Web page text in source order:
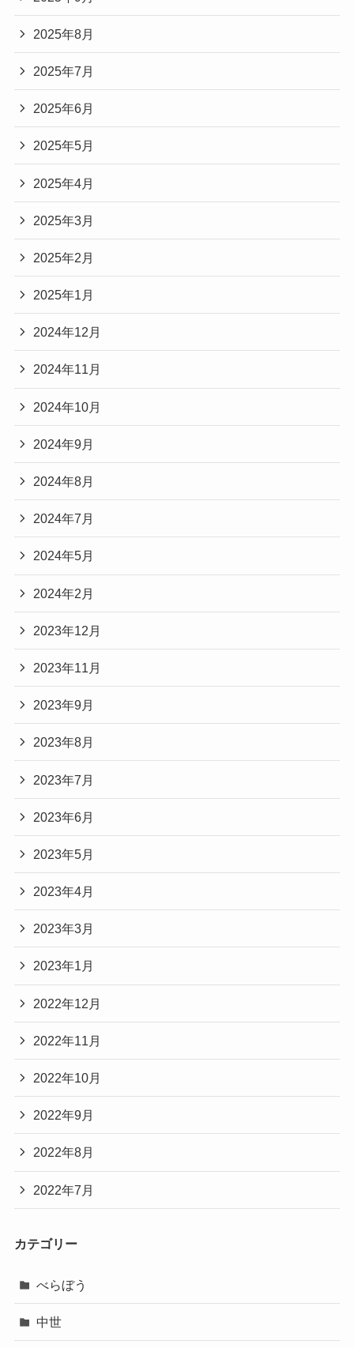
2025年8月
2025年7月
2025年6月
2025年5月
2025年4月
2025年3月
2025年2月
2025年1月
2024年12月
2024年11月
2024年10月
2024年9月
2024年8月
2024年7月
2024年5月
2024年2月
2023年12月
2023年11月
2023年9月
2023年8月
2023年7月
2023年6月
2023年5月
2023年4月
2023年3月
2023年1月
2022年12月
2022年11月
2022年10月
2022年9月
2022年8月
2022年7月
カテゴリー
べらぼう
中世